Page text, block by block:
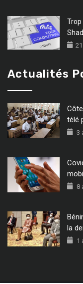
Trop
Actualités
télé
3
8
la
1